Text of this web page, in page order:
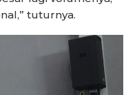
tuturnya.